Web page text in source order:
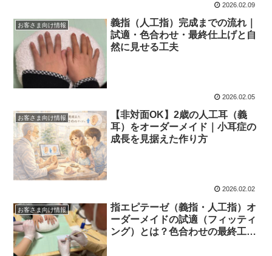
2026.02.09
お客さま向け情報
義指（人工指）完成までの流れ｜
試適・色合わせ・最終仕上げと自
然に見せる工夫
2026.02.05
お客さま向け情報
【非対面OK】2歳の人工耳（義
耳）をオーダーメイド｜小耳症の
成長を見据えた作り方
2026.02.02
お客さま向け情報
指エピテーゼ（義指・人工指）オ
ーダーメイドの試適（フィッティ
ング）とは？色合わせの最終工程